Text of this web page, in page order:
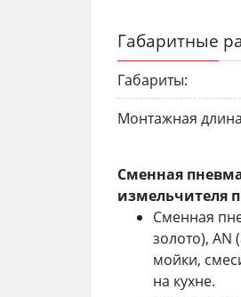
Габаритные
Габариты:
Монтажная
Сменная
измельчителя
Сменная
золото), AN
мойки,
на кухне.